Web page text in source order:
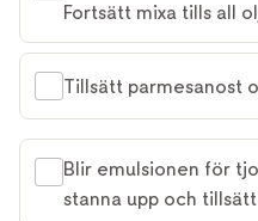
Fortsätt mixa tills all
Tillsätt parmesanost
Blir emulsionen för
stanna upp och